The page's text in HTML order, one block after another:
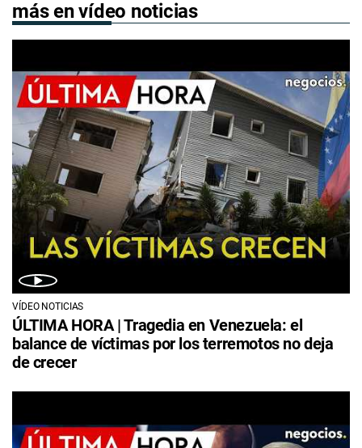
más en vídeo noticias
VÍDEO NOTICIAS
ÚLTIMA HORA | Tragedia en Venezuela: el
balance de víctimas por los terremotos no deja
de crecer